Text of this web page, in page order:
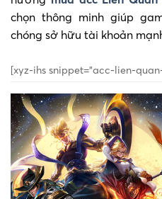
chọn thông minh giúp
chóng sở hữu tài khoản
[xyz-ihs snippet=”acc-lien-